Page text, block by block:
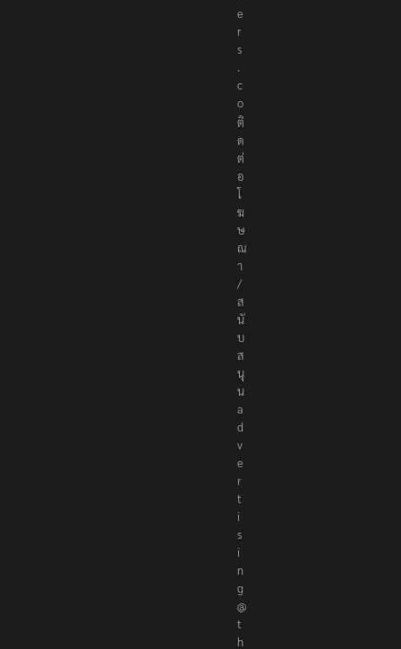
e
r
s
.
c
o
ติ
ด
ต่
อ
โ
ฆ
ษ
ณ
า
/
ส
นั
บ
ส
นุ
น
a
d
v
e
r
t
i
s
i
n
g
@
t
h